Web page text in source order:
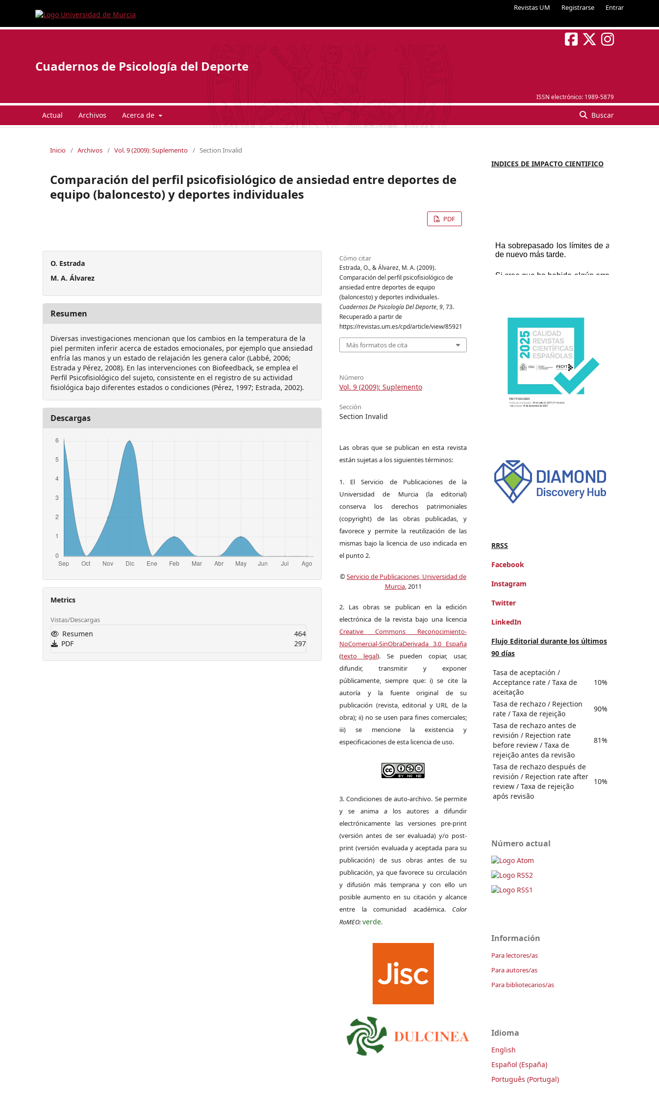
Revistas UM Registrarse Entrar
ISSN electrónico: 1989-5879
Cuadernos de Psicología del Deporte
Actual Archivos Acerca de Buscar
Inicio / Archivos / Vol. 9 (2009): Suplemento / Section Invalid
Comparación del perfil psicofisiológico de ansiedad entre deportes de
equipo (baloncesto) y deportes individuales
PDF
O. Estrada
M. A. Álvarez
Resumen
Diversas investigaciones mencionan que los cambios en la temperatura de la
piel permiten inferir acerca de estados emocionales, por ejemplo que ansiedad
enfría las manos y un estado de relajación les genera calor (Labbé, 2006;
Estrada y Pérez, 2008). En las intervenciones con Biofeedback, se emplea el
Perfil Psicofisiológico del sujeto, consistente en el registro de su actividad
fisiológica bajo diferentes estados o condiciones (Pérez, 1997; Estrada, 2002).
Descargas
Metrics
Vistas/Descargas
Resumen
464
PDF
297
Cómo citar
Estrada, O., & Álvarez, M. A. (2009).
Comparación del perfil psicofisiológico de
ansiedad entre deportes de equipo
(baloncesto) y deportes individuales.
Cuadernos De Psicología Del Deporte,9, 73.
Recuperado a partir de
https://revistas.um.es/cpd/article/view/85921
Más formatos de cita
Número
Vol. 9 (2009): Suplemento
Sección
Section Invalid
Las obras que se publican en esta revista
están sujetas a los siguientes términos:
1. El Servicio de Publicaciones de la
Universidad de Murcia (la editorial)
conserva los derechos patrimoniales
(copyright) de las obras publicadas, y
favorece y permite la reutilización de las
mismas bajo la licencia de uso indicada en
el punto 2.
©Servicio de Publicaciones, Universidad de
Murcia, 2011
2. Las obras se publican en la edición
electrónica de la revista bajo una licencia
Creative Commons Reconocimiento-
NoComercial-SinObraDerivada 3.0 España
(texto legal). Se pueden copiar, usar,
difundir, transmitir y exponer
públicamente, siempre que: i) se cite la
autoría y la fuente original de su
publicación (revista, editorial y URL de la
obra); ii) no se usen para fines comerciales;
iii) se mencione la existencia y
especificaciones de esta licencia de uso.
3. Condiciones de auto-archivo. Se permite
y se anima a los autores a difundir
electrónicamente las versiones pre-print
(versión antes de ser evaluada) y/o post-
print (versión evaluada y aceptada para su
publicación) de sus obras antes de su
publicación, ya que favorece su circulación
y difusión más temprana y con ello un
posible aumento en su citación y alcance
entre la comunidad académica. Color
RoMEO:verde.
INDICES DE IMPACTO CIENTIFICO
RRSS
Facebook
Instagram
Twitter
LinkedIn
Flujo Editorial durante los últimos
90 días
Tasa de aceptación /
Acceptance rate / Taxa de
aceitação
10%
Tasa de rechazo / Rejection
rate / Taxa de rejeição
90%
Tasa de rechazo antes de
revisión / Rejection rate
before review / Taxa de
rejeição antes da revisão
81%
Tasa de rechazo después de
revisión / Rejection rate after
review / Taxa de rejeição
após revisão
10%
Número actual
Información
Para lectores/as
Para autores/as
Para bibliotecarios/as
Idioma
English
Español (España)
Português (Portugal)